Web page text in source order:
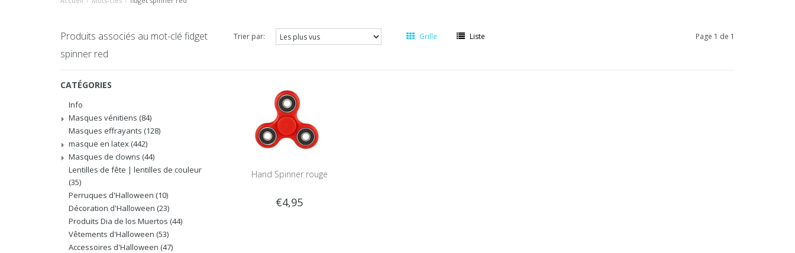
Produits associés au mot-clé fidget
spinner red
Trier par: Grille Liste Page 1 de 1
CATÉGORIES
Info
Masques vénitiens (84)
Masques effrayants (128)
masque en latex (442)
Masques de clowns (44)
Lentilles de fête | lentilles de couleur
(35)
Perruques d'Halloween (10)
Décoration d'Halloween (23)
Produits Dia de los Muertos (44)
Vêtements d'Halloween (53)
Accessoires d'Halloween (47)
Hand Spinner rouge
€4,95